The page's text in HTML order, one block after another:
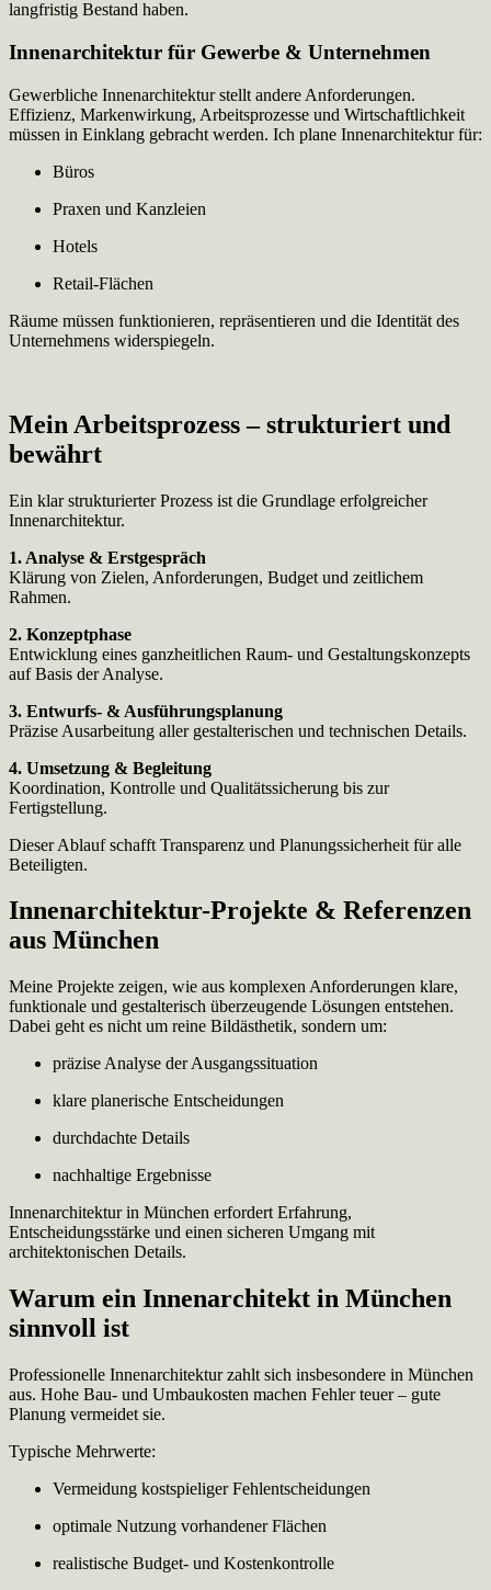
langfristig Bestand haben.
Innenarchitektur für Gewerbe & Unternehmen
Gewerbliche Innenarchitektur stellt andere Anforderungen.
Effizienz, Markenwirkung, Arbeitsprozesse und Wirtschaftlichkeit
müssen in Einklang gebracht werden. Ich plane Innenarchitektur für:
Büros
Praxen und Kanzleien
Hotels
Retail-Flächen
Räume müssen funktionieren, repräsentieren und die Identität des
Unternehmens widerspiegeln.
Mein Arbeitsprozess – strukturiert und
bewährt
Ein klar strukturierter Prozess ist die Grundlage erfolgreicher
Innenarchitektur.
1. Analyse & Erstgespräch
Klärung von Zielen, Anforderungen, Budget und zeitlichem
Rahmen.
2. Konzeptphase
Entwicklung eines ganzheitlichen Raum- und Gestaltungskonzepts
auf Basis der Analyse.
3. Entwurfs- & Ausführungsplanung
Präzise Ausarbeitung aller gestalterischen und technischen Details.
4. Umsetzung & Begleitung
Koordination, Kontrolle und Qualitätssicherung bis zur
Fertigstellung.
Dieser Ablauf schafft Transparenz und Planungssicherheit für alle
Beteiligten.
Innenarchitektur-Projekte & Referenzen
aus München
Meine Projekte zeigen, wie aus komplexen Anforderungen klare,
funktionale und gestalterisch überzeugende Lösungen entstehen.
Dabei geht es nicht um reine Bildästhetik, sondern um:
präzise Analyse der Ausgangssituation
klare planerische Entscheidungen
durchdachte Details
nachhaltige Ergebnisse
Innenarchitektur in München erfordert Erfahrung,
Entscheidungsstärke und einen sicheren Umgang mit
architektonischen Details.
Warum ein Innenarchitekt in München
sinnvoll ist
Professionelle Innenarchitektur zahlt sich insbesondere in München
aus. Hohe Bau- und Umbaukosten machen Fehler teuer – gute
Planung vermeidet sie.
Typische Mehrwerte:
Vermeidung kostspieliger Fehlentscheidungen
optimale Nutzung vorhandener Flächen
realistische Budget- und Kostenkontrolle